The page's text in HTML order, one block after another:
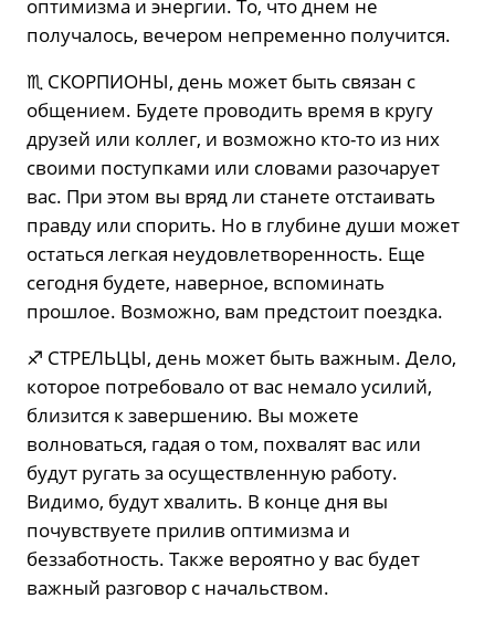
оптимизма и энергии. То, что днем не
получалось, вечером непременно получится.
♏️ СКОРПИОНЫ, день может быть связан с
общением. Будете проводить время в кругу
друзей или коллег, и возможно кто-то из них
своими поступками или словами разочарует
вас. При этом вы вряд ли станете отстаивать
правду или спорить. Но в глубине души может
остаться легкая неудовлетворенность. Еще
сегодня будете, наверное, вспоминать
прошлое. Возможно, вам предстоит поездка.
♐️ СТРЕЛЬЦЫ, день может быть важным. Дело,
которое потребовало от вас немало усилий,
близится к завершению. Вы можете
волноваться, гадая о том, похвалят вас или
будут ругать за осуществленную работу.
Видимо, будут хвалить. В конце дня вы
почувствуете прилив оптимизма и
беззаботность. Также вероятно у вас будет
важный разговор с начальством.